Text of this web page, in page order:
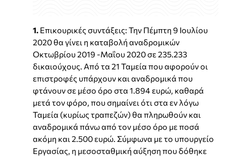
1. Επικουρικές συντάξεις: Την Πέμπτη 9 Ιουλίου
2020 θα γίνει η καταβολή αναδρομικών
Οκτωβρίου 2019 -Μαΐου 2020 σε 235.233
δικαιούχους. Από τα 21 Ταμεία που αφορούν οι
επιστροφές υπάρχουν και αναδρομικά που
φτάνουν σε μέσο όρο στα 1.894 ευρώ, καθαρά
μετά τον φόρο, που σημαίνει ότι στα εν λόγω
Ταμεία (κυρίως τραπεζών) θα πληρωθούν και
αναδρομικά πάνω από τον μέσο όρο με ποσά
ακόμη και 2.500 ευρώ. Σύμφωνα με το υπουργείο
Εργασίας, η μεσοσταθμική αύξηση που δόθηκε